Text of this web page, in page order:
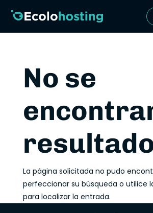
No se
La página solicitada no pudo
perfeccionar su búsqueda o utilice
para localizar la entrada.